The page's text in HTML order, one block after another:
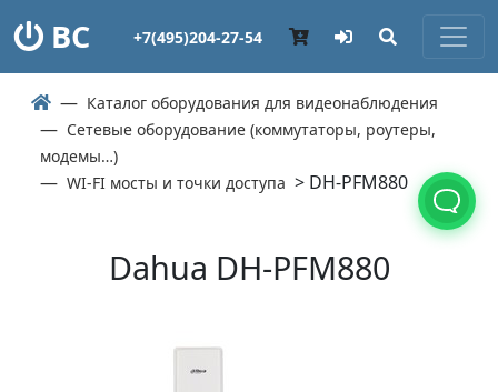
ВС +7(495)204-27-54
Каталог оборудования для видеонаблюдения
Сетевые оборудование (коммутаторы, роутеры,
модемы…)
WI-FI мосты и точки доступа > DH-PFM880
Dahua DH-PFM880